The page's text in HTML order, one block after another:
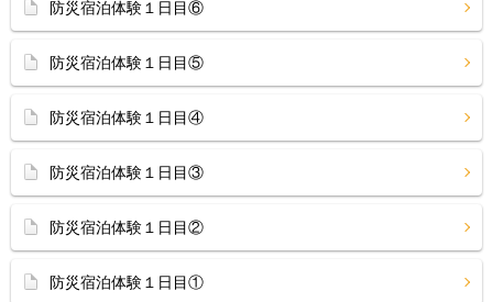
防災宿泊体験１日目⑥
防災宿泊体験１日目⑤
防災宿泊体験１日目④
防災宿泊体験１日目③
防災宿泊体験１日目②
防災宿泊体験１日目①